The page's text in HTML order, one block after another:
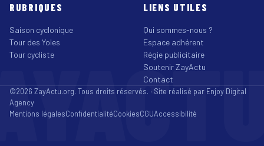
RUBRIQUES
Saison cyclonique
Tour des Yoles
Tour cycliste
LIENS UTILES
Qui sommes-nous ?
Espace adhérent
Régie publicitaire
Soutenir ZayActu
Contact
©2026 ZayActu.org. Tous droits réservés. · Site réalisé par Enjoy Digital
Agency
Mentions légalesConfidentialitéCookiesCGUAccessibilité